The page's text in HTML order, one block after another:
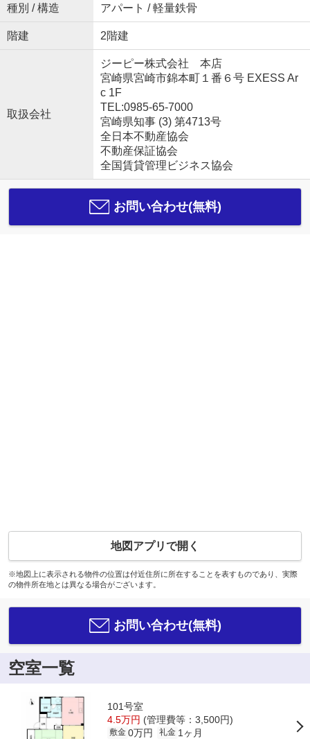
種別 / 構造 アパート / 軽量鉄骨
階建 2階建
取扱会社
ジーピー株式会社 本店
宮崎県宮崎市錦本町１番６号 EXESS Ar
c 1F
TEL:0985-65-7000
宮崎県知事 (3) 第4713号
全日本不動産協会
不動産保証協会
全国賃貸管理ビジネス協会
お問い合わせ(無料)
地図アプリで開く
※地図上に表示される物件の位置は付近住所に所在することを表すものであり、実際
の物件所在地とは異なる場合がございます。
お問い合わせ(無料)
空室一覧
101号室
4.5万円 (管理費等：3,500円)
敷金 0万円 礼金 1ヶ月